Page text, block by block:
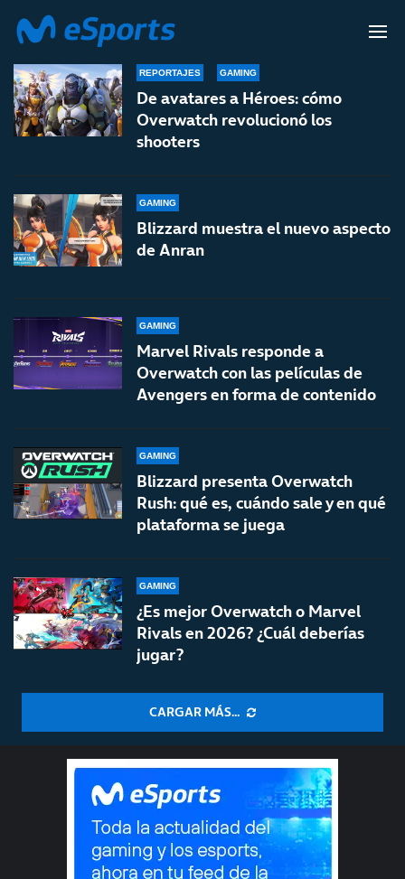
OVERWATCH
REPORTAJES GAMING
De avatares a Héroes: cómo
Overwatch revolucionó los
shooters
GAMING
Blizzard muestra el nuevo aspecto
de Anran
GAMING
Marvel Rivals responde a
Overwatch con las películas de
Avengers en forma de contenido
GAMING
Blizzard presenta Overwatch
Rush: qué es, cuándo sale y en qué
plataforma se juega
GAMING
¿Es mejor Overwatch o Marvel
Rivals en 2026? ¿Cuál deberías
jugar?
CARGAR MÁS...